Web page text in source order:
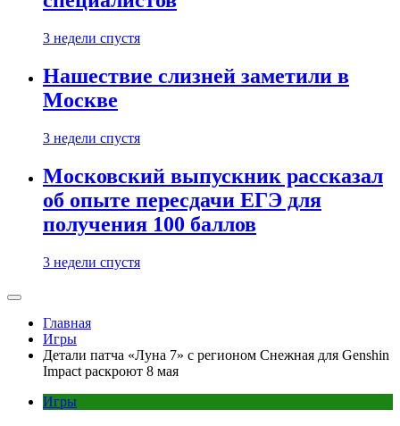
3 недели спустя
Нашествие слизней заметили в
Москве
3 недели спустя
Московский выпускник рассказал
об опыте пересдачи ЕГЭ для
получения 100 баллов
3 недели спустя
Главная
Игры
Детали патча «Луна 7» с регионом Снежная для Genshin
Impact раскроют 8 мая
Игры